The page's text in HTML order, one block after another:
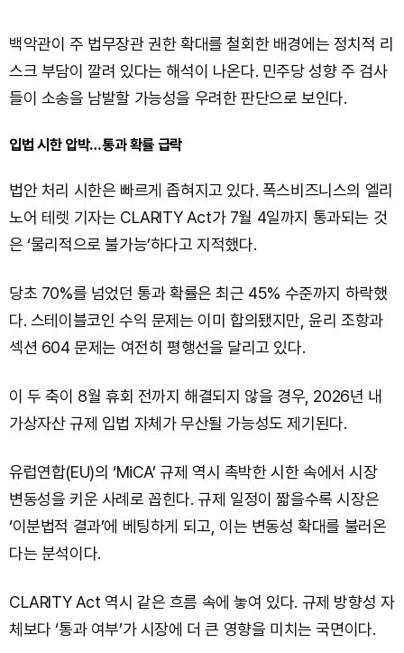
백악관이 주 법무장관 권한 확대를 철회한 배경에는 정치적 리
스크 부담이 깔려 있다는 해석이 나온다. 민주당 성향 주 검사
들이 소송을 남발할 가능성을 우려한 판단으로 보인다.
입법 시한 압박…통과 확률 급락
법안 처리 시한은 빠르게 좁혀지고 있다. 폭스비즈니스의 엘리
노어 테렛 기자는 CLARITY Act가 7월 4일까지 통과되는 것
은 ‘물리적으로 불가능’하다고 지적했다.
당초 70%를 넘었던 통과 확률은 최근 45% 수준까지 하락했
다. 스테이블코인 수익 문제는 이미 합의됐지만, 윤리 조항과
섹션 604 문제는 여전히 평행선을 달리고 있다.
이 두 축이 8월 휴회 전까지 해결되지 않을 경우, 2026년 내
가상자산 규제 입법 자체가 무산될 가능성도 제기된다.
유럽연합(EU)의 ‘MiCA’ 규제 역시 촉박한 시한 속에서 시장
변동성을 키운 사례로 꼽힌다. 규제 일정이 짧을수록 시장은
‘이분법적 결과’에 베팅하게 되고, 이는 변동성 확대를 불러온
다는 분석이다.
CLARITY Act 역시 같은 흐름 속에 놓여 있다. 규제 방향성 자
체보다 ‘통과 여부’가 시장에 더 큰 영향을 미치는 국면이다.